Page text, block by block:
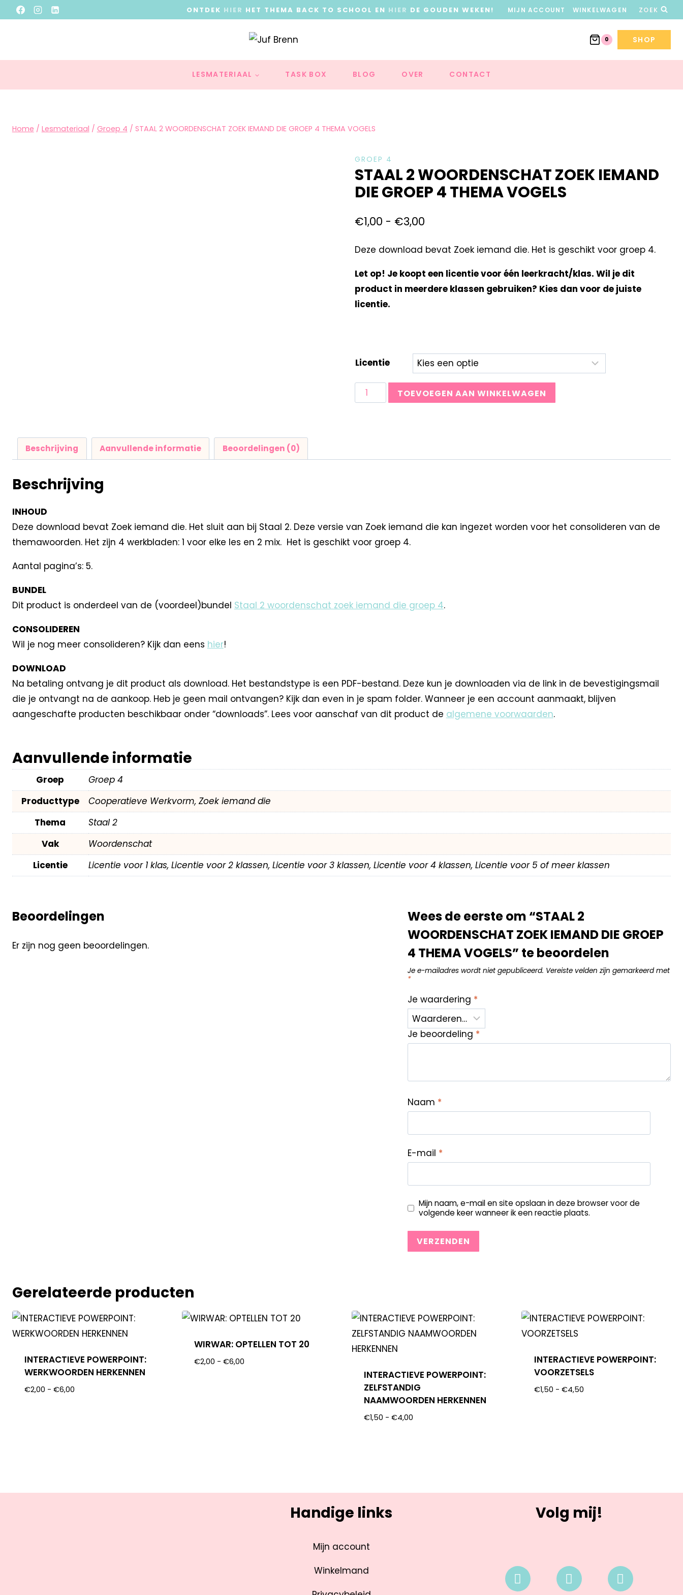
ONTDEK HIER HET THEMA BACK TO SCHOOL EN HIER DE GOUDEN WEKEN! MIJN ACCOUNT WINKELWAGEN ZOEK
0 SHOP
LESMATERIAAL TASK BOX BLOG OVER CONTACT
Home / Lesmateriaal / Groep 4 / STAAL 2 WOORDENSCHAT ZOEK IEMAND DIE GROEP 4 THEMA VOGELS
GROEP 4
STAAL 2 WOORDENSCHAT ZOEK IEMAND
DIE GROEP 4 THEMA VOGELS
€1,00 - €3,00
Deze download bevat Zoek iemand die. Het is geschikt voor groep 4.
Let op! Je koopt een licentie voor één leerkracht/klas. Wil je dit
product in meerdere klassen gebruiken? Kies dan voor de juiste
licentie.
Licentie
TOEVOEGEN AAN WINKELWAGEN
Beschrijving Aanvullende informatie Beoordelingen (0)
Beschrijving
INHOUD
Deze download bevat Zoek iemand die. Het sluit aan bij Staal 2. Deze versie van Zoek iemand die kan ingezet worden voor het consolideren van de
themawoorden. Het zijn 4 werkbladen: 1 voor elke les en 2 mix. Het is geschikt voor groep 4.
Aantal pagina’s: 5.
BUNDEL
Dit product is onderdeel van de (voordeel)bundel Staal 2 woordenschat zoek iemand die groep 4.
CONSOLIDEREN
Wil je nog meer consolideren? Kijk dan eens hier!
DOWNLOAD
Na betaling ontvang je dit product als download. Het bestandstype is een PDF-bestand. Deze kun je downloaden via de link in de bevestigingsmail
die je ontvangt na de aankoop. Heb je geen mail ontvangen? Kijk dan even in je spam folder. Wanneer je een account aanmaakt, blijven
aangeschafte producten beschikbaar onder “downloads”. Lees voor aanschaf van dit product de algemene voorwaarden.
Aanvullende informatie
Groep
Groep 4
Producttype
Cooperatieve Werkvorm, Zoek iemand die
Thema
Staal 2
Vak
Woordenschat
Licentie
Licentie voor 1 klas, Licentie voor 2 klassen, Licentie voor 3 klassen, Licentie voor 4 klassen, Licentie voor 5 of meer klassen
Beoordelingen
Er zijn nog geen beoordelingen.
Wees de eerste om “STAAL 2
WOORDENSCHAT ZOEK IEMAND DIE GROEP
4 THEMA VOGELS” te beoordelen
Je e-mailadres wordt niet gepubliceerd. Vereiste velden zijn gemarkeerd met
*
Je waardering *
Je beoordeling *
Naam *
E-mail *
Mijn naam, e-mail en site opslaan in deze browser voor de
volgende keer wanneer ik een reactie plaats.
Gerelateerde producten
INTERACTIEVE POWERPOINT:
WERKWOORDEN HERKENNEN
€2,00 - €6,00
WIRWAR: OPTELLEN TOT 20
€2,00 - €6,00
INTERACTIEVE POWERPOINT:
ZELFSTANDIG
NAAMWOORDEN HERKENNEN
€1,50 - €4,00
INTERACTIEVE POWERPOINT:
VOORZETSELS
€1,50 - €4,50
Handige links
Mijn account
Winkelmand
Volg mij!